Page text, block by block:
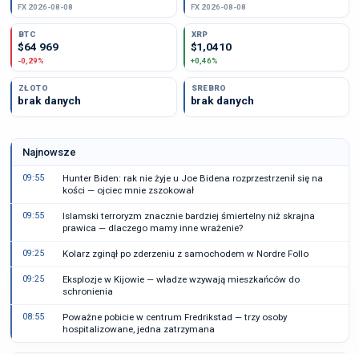
FX 2026-08-08 FX 2026-08-08
BTC
$64 969
-0,29%
XRP
$1,0410
+0,46%
ZŁOTO
brak danych
SREBRO
brak danych
Najnowsze
09:55
Hunter Biden: rak nie żyje u Joe Bidena rozprzestrzenił się na
kości — ojciec mnie zszokował
09:55
Islamski terroryzm znacznie bardziej śmiertelny niż skrajna
prawica — dlaczego mamy inne wrażenie?
09:25 Kolarz zginął po zderzeniu z samochodem w Nordre Follo
09:25
Eksplozje w Kijowie — władze wzywają mieszkańców do
schronienia
08:55
Poważne pobicie w centrum Fredrikstad — trzy osoby
hospitalizowane, jedna zatrzymana